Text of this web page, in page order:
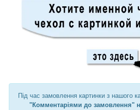
Під час замовлення картинки з нашого
"Комментаріями до замовлення"